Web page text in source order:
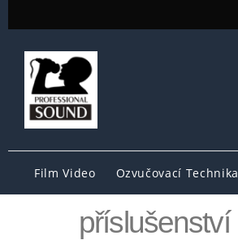
Film Video Ozvučovací Technika
příslušenství